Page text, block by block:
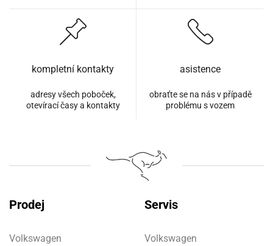
kompletní kontakty
adresy všech poboček,
otevírací časy a kontakty
asistence
obraťte se na nás v případě
problému s vozem
Prodej
Volkswagen
Servis
Volkswagen